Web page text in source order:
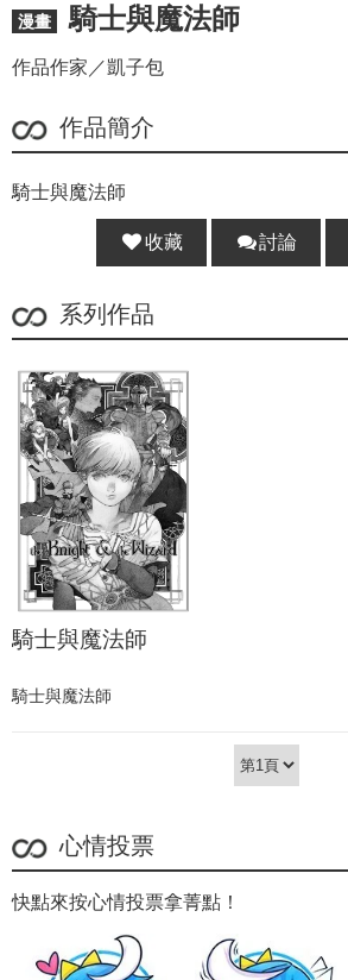
漫畫 騎士與魔法師
作品作家／凱子包
作品簡介
騎士與魔法師
收藏 討論
系列作品
騎士與魔法師
騎士與魔法師
心情投票
快點來按心情投票拿菁點！